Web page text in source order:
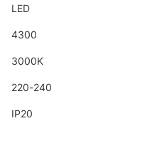
LED
4300
3000K
220-240
IP20